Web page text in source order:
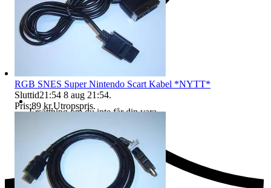
Ersättning om du inte får din vara
RGB SNES Super Nintendo Scart Kabel *NYTT*
Sluttid21:54 8 aug 21:54.
Pris:89 kr,Utropspris.